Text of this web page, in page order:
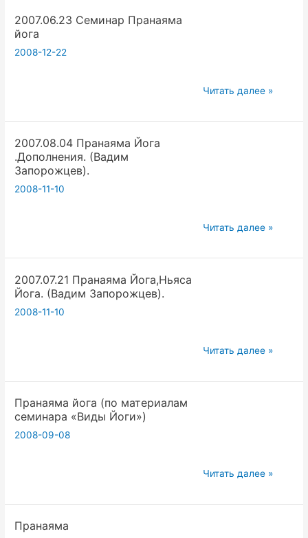
2007.06.23 Семинар Пранаяма
йога
2008-12-22
2007.06.23
Пранаяма
Читать далее »
2007.08.04 Пранаяма Йога
.Дополнения. (Вадим
Запорожцев).
2008-11-10
2007.08.04
Йога
Читать далее »
2007.07.21 Пранаяма Йога,Ньяса
Йога. (Вадим Запорожцев).
2008-11-10
2007.07.21
Йога,Ньяса
Читать далее »
Пранаяма йога (по материалам
семинара «Виды Йоги»)
2008-09-08
Пранаяма
(по
Читать далее »
Пранаяма